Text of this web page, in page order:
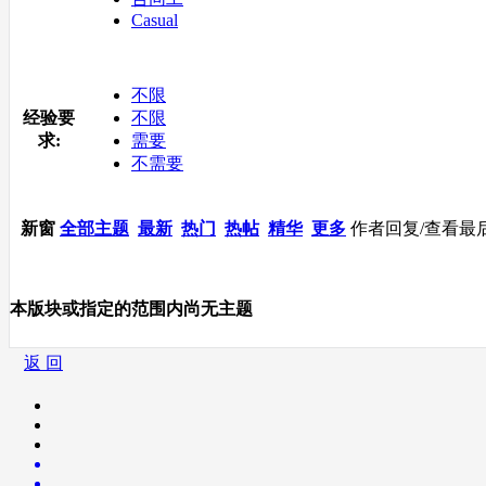
Casual
经验要
求:
不限
不限
需要
不需要
新窗 全部主题 最新 热门 热帖 精华 更多 作者回复/查看最
本版块或指定的范围内尚无主题
返 回